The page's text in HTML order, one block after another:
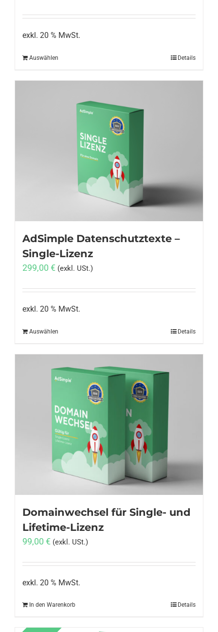
exkl. 20 % MwSt.
Auswählen Details
AdSimple Datenschutztexte –
Single-Lizenz
299,00 € (exkl. USt.)
exkl. 20 % MwSt.
Auswählen Details
Domainwechsel für Single- und
Lifetime-Lizenz
99,00 € (exkl. USt.)
exkl. 20 % MwSt.
In den Warenkorb Details